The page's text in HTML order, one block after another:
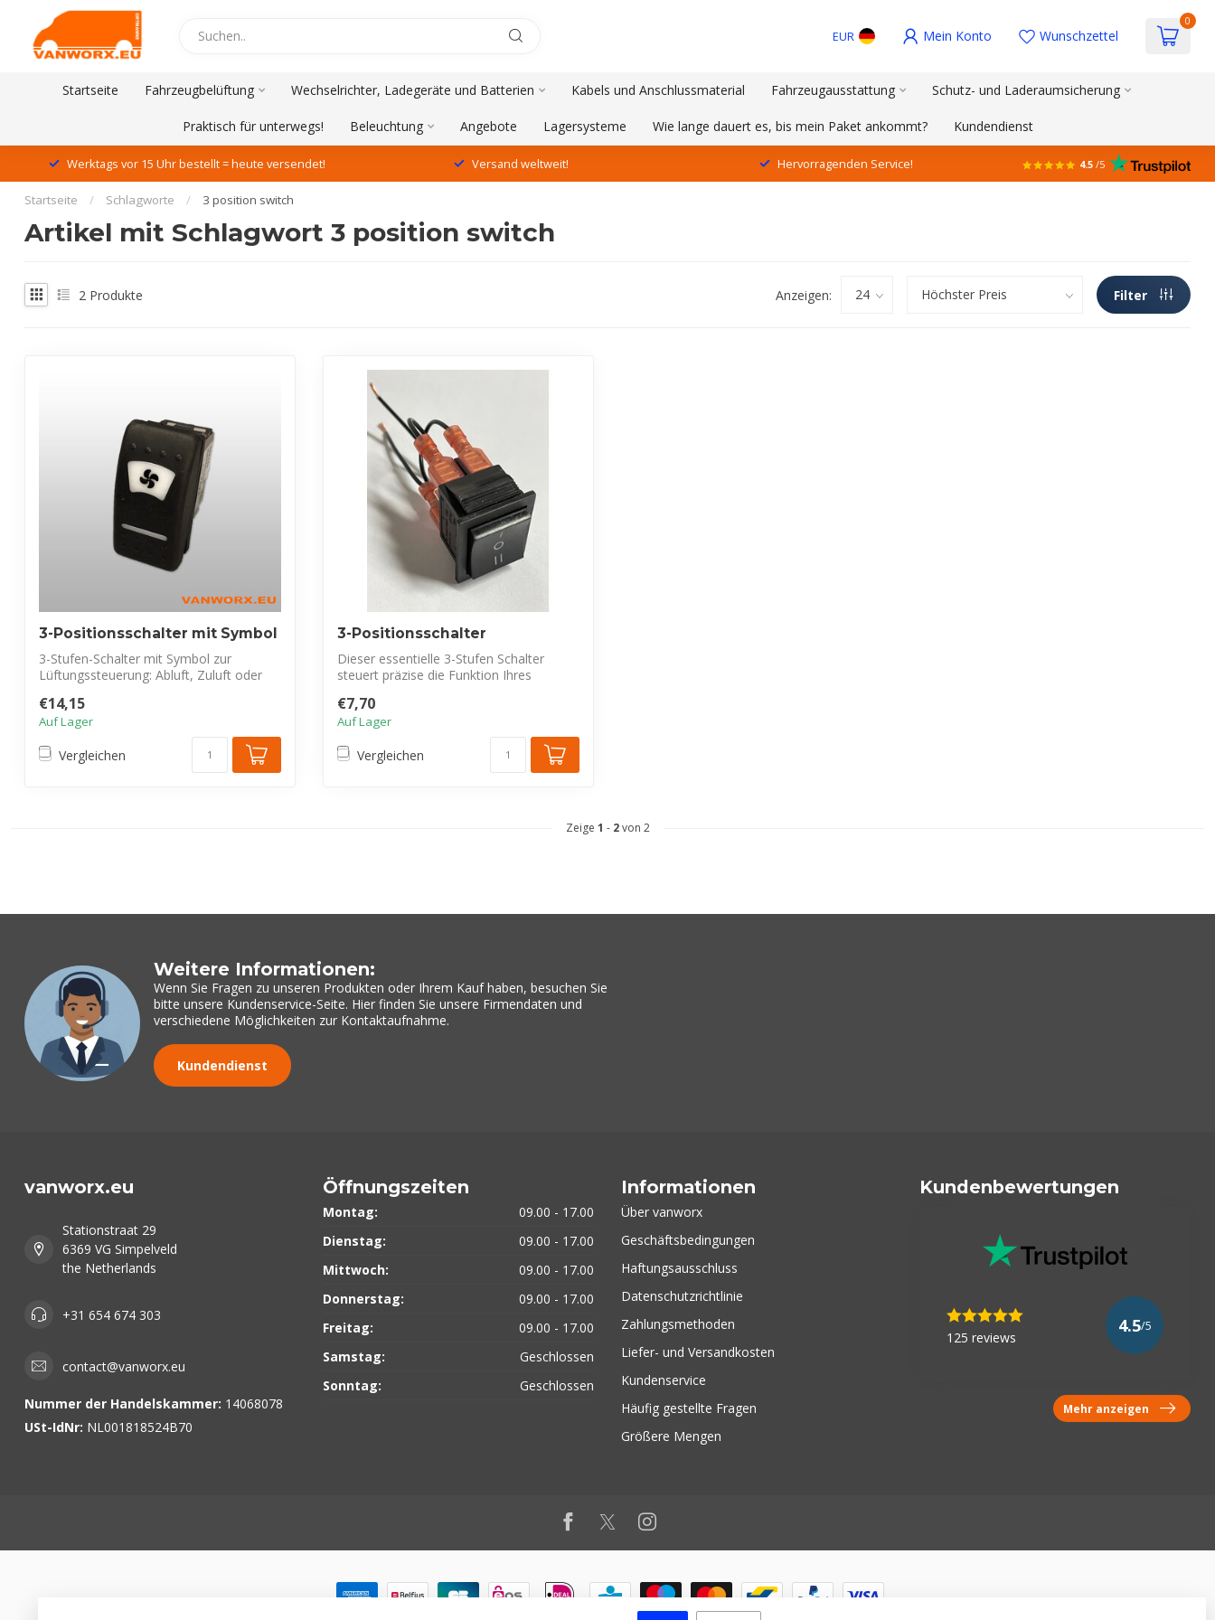
EUR Mein Konto Wunschzettel
0
Startseite Fahrzeugbelüftung Wechselrichter, Ladegeräte und Batterien Kabels und Anschlussmaterial Fahrzeugausstattung Schutz- und Laderaumsicherung
Praktisch für unterwegs! Beleuchtung Angebote Lagersysteme Wie lange dauert es, bis mein Paket ankommt? Kundendienst
Werktags vor 15 Uhr bestellt = heute versendet! Versand weltweit! Hervorragenden Service! 4.5 /5
Startseite / Schlagworte / 3 position switch
Artikel mit Schlagwort 3 position switch
2 Produkte Anzeigen: Filter
3-Positionsschalter mit Symbol
3-Stufen-Schalter mit Symbol zur
Lüftungssteuerung: Abluft, Zuluft oder
€14,15
Auf Lager
Vergleichen
3-Positionsschalter
Dieser essentielle 3-Stufen Schalter
steuert präzise die Funktion Ihres
€7,70
Auf Lager
Vergleichen
Zeige 1 - 2von 2
Weitere Informationen:
Wenn Sie Fragen zu unseren Produkten oder Ihrem Kauf haben, besuchen Sie
bitte unsere Kundenservice-Seite. Hier finden Sie unsere Firmendaten und
verschiedene Möglichkeiten zur Kontaktaufnahme.
Kundendienst
vanworx.eu
Stationstraat 29
6369 VG Simpelveld
the Netherlands
+31 654 674 303
contact@vanworx.eu
Nummer der Handelskammer: 14068078
USt-IdNr: NL001818524B70
Öffnungszeiten
Montag:
09.00 - 17.00
Dienstag:
09.00 - 17.00
Mittwoch:
09.00 - 17.00
Donnerstag:
09.00 - 17.00
Freitag:
09.00 - 17.00
Samstag:
Geschlossen
Sonntag:
Geschlossen
Informationen
Über vanworx
Geschäftsbedingungen
Haftungsausschluss
Datenschutzrichtlinie
Zahlungsmethoden
Liefer- und Versandkosten
Kundenservice
Häufig gestellte Fragen
Größere Mengen
Kundenbewertungen
125 reviews
4.5/5
Mehr anzeigen